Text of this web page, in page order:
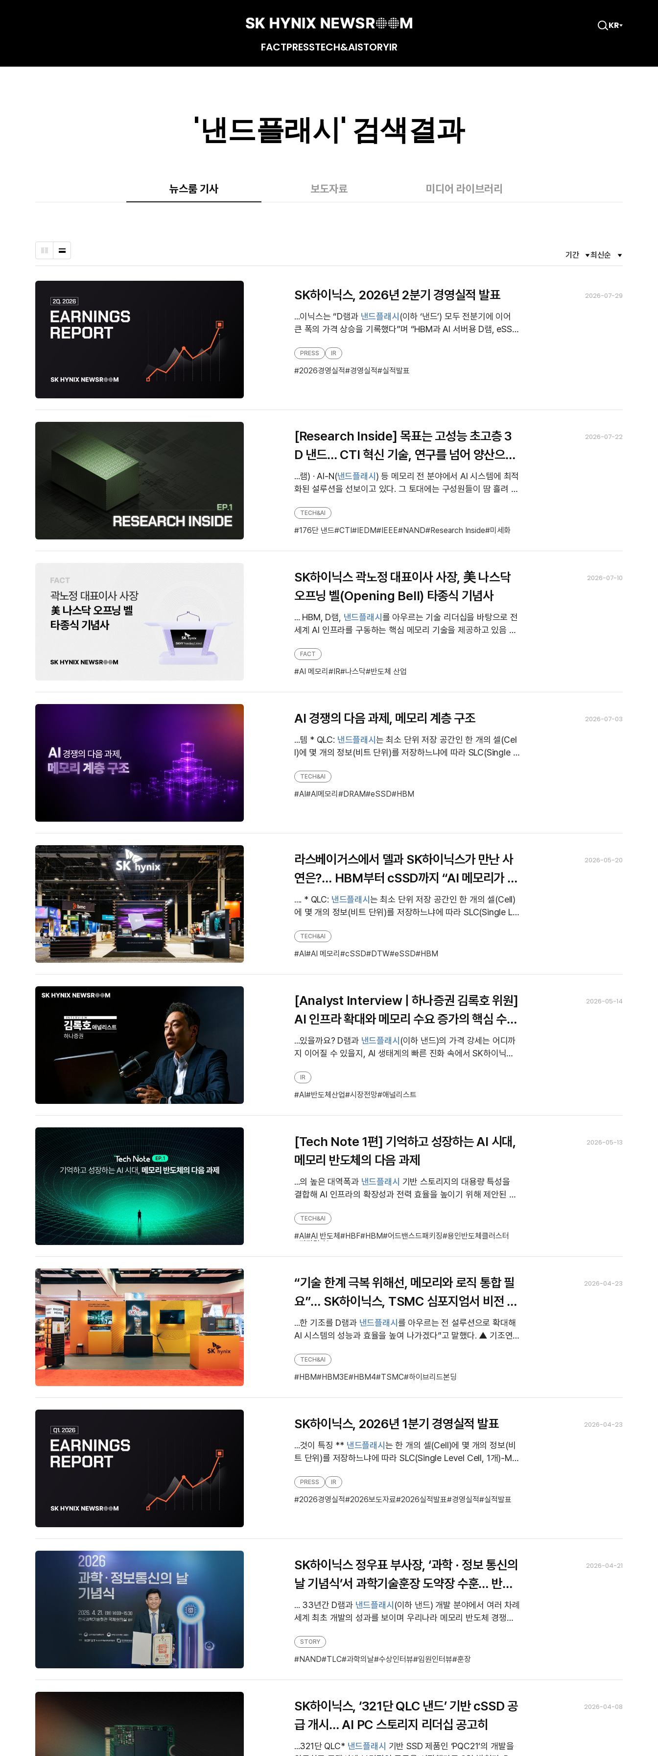
FACTPRESSTECH&AISTORYIR
검
열
KR
'낸드플래시' 검색결과
뉴스룸 기사 보도자료 미디어 라이브러리
바
둑
판
나
열
형
기간
필
터
고
최신순
터
SK하이닉스, 2026년 2분기 경영실적 발표
...이닉스는 “D램과 낸드플래시 (이하 ‘낸드’) 모두 전분기에 이어
큰 폭의 가격 상승을 기록했다”며 “HBM과 AI 서버용 D램, eSSD
했다”고...
2026-07-29
PRESS IR
2026경영실적 경영실적 실적발표
[Research Inside] 목표는 고성능 초고층 3
D 낸드… CTI 혁신 기술, 연구를 넘어 양산으로
확장
...램) · AI-N(낸드플래시 ) 등 메모리 전 분야에서 AI 시스템에 최적
화된 설루션을 선보이고 있다. 그 토대에는 구성원들이 땀 흘려 일
비전...
2026-07-22
TECH&AI
176단 낸드 CTI IEDM IEEE NAND Research Inside 미세화
SK하이닉스 곽노정 대표이사 사장, 美 나스닥
오프닝 벨(Opening Bell) 타종식 기념사
... HBM, D램, 낸드플래시 를 아우르는 기술 리더십을 바탕으로 전
세계 AI 인프라를 구동하는 핵심 메모리 기술을 제공하고 있음 ○
2026-07-10
FACT
AI 메모리 IR 나스닥 반도체 산업
AI 경쟁의 다음 과제, 메모리 계층 구조
...템 * QLC: 낸드플래시 는 최소 단위 저장 공간인 한 개의 셀(Cel
l)에 몇 개의 정보(비트 단위)를 저장하느냐에 따라 SLC(Single L
2026-07-03
TECH&AI
AI AI메모리 DRAM eSSD HBM
라스베이거스에서 델과 SK하이닉스가 만난 사
연은?… HBM부터 cSSD까지 “AI 메모리가 가
진 무한한 확장성’ 재확인
.... * QLC: 낸드플래시 는 최소 단위 저장 공간인 한 개의 셀(Cell)
에 몇 개의 정보(비트 단위)를 저장하느냐에 따라 SLC(Single Le
2026-05-20
TECH&AI
AI AI 메모리 cSSD DTW eSSD HBM
[Analyst Interview | 하나증권 김록호 위원]
AI 인프라 확대와 메모리 수요 증가의 핵심 수혜
자
...있을까요? D램과 낸드플래시 (이하 낸드)의 가격 강세는 어디까
지 이어질 수 있을지, AI 생태계의 빠른 진화 속에서 SK하이닉스
권 김록호 연구위...
2026-05-14
IR
AI 반도체산업 시장전망 애널리스트
[Tech Note 1편] 기억하고 성장하는 AI 시대,
메모리 반도체의 다음 과제
...의 높은 대역폭과 낸드플래시 기반 스토리지의 대용량 특성을
결합해 AI 인프라의 확장성과 전력 효율을 높이기 위해 제안된 차
가 주목받고...
2026-05-13
TECH&AI
AI AI 반도체 HBF HBM 어드밴스드패키징
용인반도체클러스터
피지컬 AI
“기술 한계 극복 위해선, 메모리와 로직 통합 필
요”… SK하이닉스, TSMC 심포지엄서 비전 제
시
...한 기조를 D램과 낸드플래시 를 아우르는 전 설루션으로 확대해
AI 시스템의 성능과 효율을 높여 나가겠다”고 말했다. ▲ 기조연
m...
2026-04-23
TECH&AI
HBM HBM3E HBM4 TSMC 하이브리드본딩
SK하이닉스, 2026년 1분기 경영실적 발표
...것이 특징 ** 낸드플래시 는 한 개의 셀(Cell)에 몇 개의 정보(비
트 단위)를 저장하느냐에 따라 SLC(Single Level Cell, 1개)-ML
2026-04-23
PRESS IR
2026경영실적 2026보도자료 2026실적발표 경영실적 실적발표
SK하이닉스 정우표 부사장, ‘과학 · 정보 통신의
날 기념식’서 과학기술훈장 도약장 수훈… 반도
체 기술 초격차 견인한 공로 인정받아
... 33년간 D램과 낸드플래시 (이하 낸드) 개발 분야에서 여러 차례
세계 최초 개발의 성과를 보이며 우리나라 메모리 반도체 경쟁력
2026-04-21
STORY
NAND TLC 과학의날 수상인터뷰 임원인터뷰 훈장
SK하이닉스, ‘321단 QLC 낸드’ 기반 cSSD 공
급 개시… AI PC 스토리지 리더십 공고히
...321단 QLC* 낸드플래시 기반 SSD 제품인 ‘PQC21’의 개발을
2026-04-08